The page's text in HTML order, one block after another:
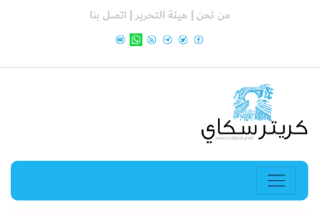
من نحن | هيئة التحرير | اتصل بنا